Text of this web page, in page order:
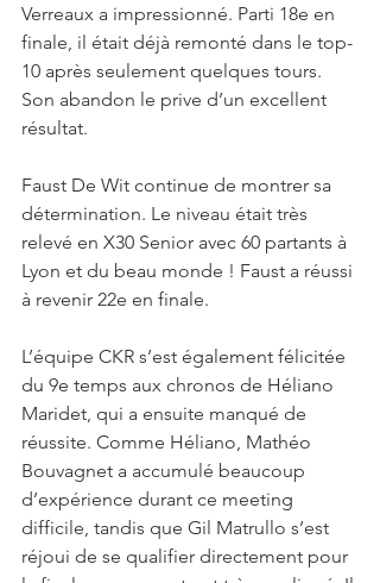
Verreaux a impressionné. Parti 18e en
finale, il était déjà remonté dans le top-
10 après seulement quelques tours.
Son abandon le prive d’un excellent
résultat.
Faust De Wit continue de montrer sa
détermination. Le niveau était très
relevé en X30 Senior avec 60 partants à
Lyon et du beau monde ! Faust a réussi
à revenir 22e en finale.
L’équipe CKR s’est également félicitée
du 9e temps aux chronos de Héliano
Maridet, qui a ensuite manqué de
réussite. Comme Héliano, Mathéo
Bouvagnet a accumulé beaucoup
d’expérience durant ce meeting
difficile, tandis que Gil Matrullo s’est
réjoui de se qualifier directement pour